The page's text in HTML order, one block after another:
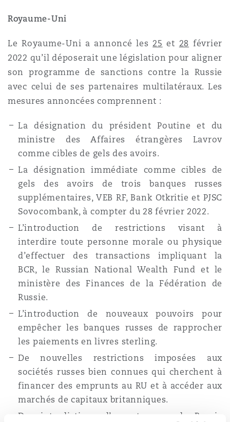
Royaume-Uni
Le Royaume-Uni a annoncé les25 et 28 février
2022 qu’il déposerait une législation pour aligner
son programme de sanctions contre la Russie
avec celui de ses partenaires multilatéraux. Les
mesures annoncées comprennent :
La désignation du président Poutine et du
ministre des Affaires étrangères Lavrov
comme cibles de gels des avoirs.
La désignation immédiate comme cibles de
gels des avoirs de trois banques russes
supplémentaires, VEB RF, Bank Otkritie et PJSC
Sovocombank, à compter du 28 février 2022.
L’introduction de restrictions visant à
interdire toute personne morale ou physique
d’effectuer des transactions impliquant la
BCR, le Russian National Wealth Fund et le
ministère des Finances de la Fédération de
Russie.
L’introduction de nouveaux pouvoirs pour
empêcher les banques russes de rapprocher
les paiements en livres sterling.
De nouvelles restrictions imposées aux
sociétés russes bien connues qui cherchent à
financer des emprunts au RU et à accéder aux
marchés de capitaux britanniques.
Des interdictions d’exporter vers la Russie